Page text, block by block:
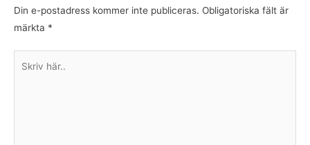
Din e-postadress kommer inte publiceras. Obligatoriska fält är
märkta *